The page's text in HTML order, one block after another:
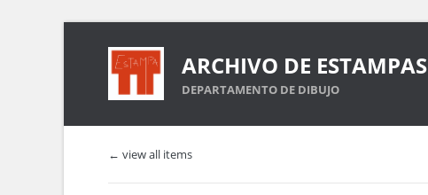
ARCHIVO DE ESTAMPAS
DEPARTAMENTO DE DIBUJO
← view all items